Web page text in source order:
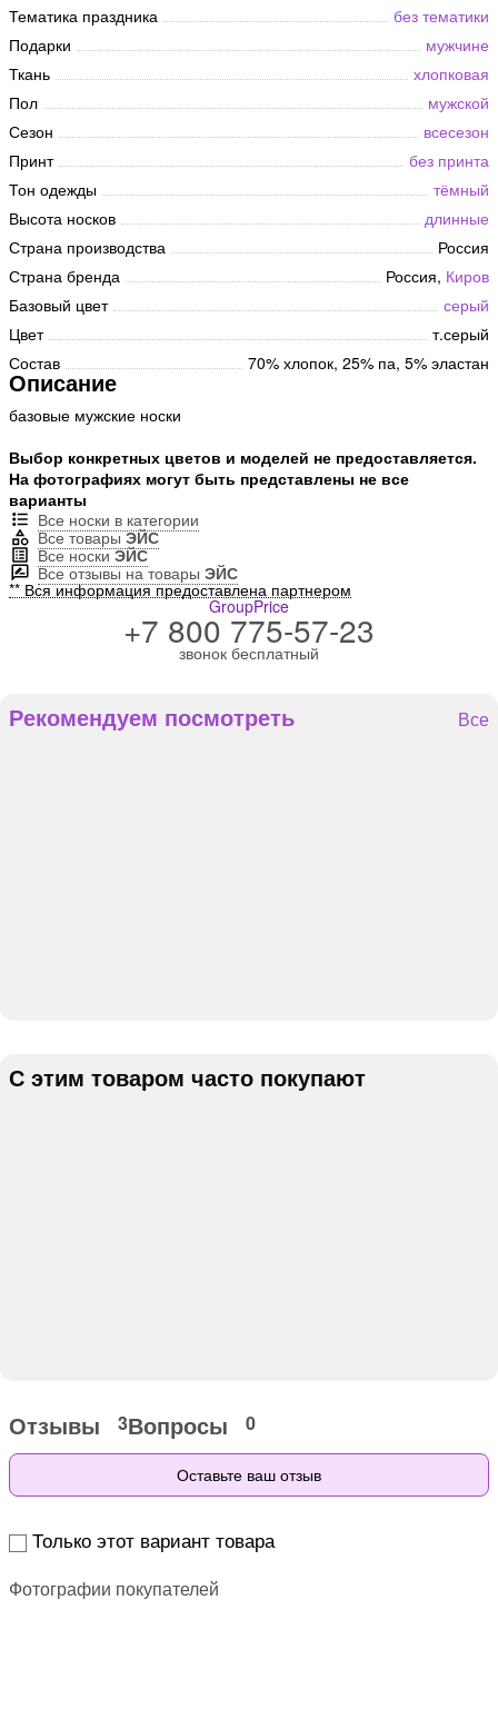
Тематика праздника
без тематики
Подарки
мужчине
Ткань
хлопковая
Пол
мужской
Сезон
всесезон
Принт
без принта
Тон одежды
тёмный
Высота носков
длинные
Страна производства
Россия
Страна бренда
Россия, Киров
Базовый цвет
серый
Цвет
т.серый
Состав
70% хлопок, 25% па, 5% эластан
Описание
базовые мужские носки
Выбор конкретных цветов и моделей не предоставляется.
На фотографиях могут быть представлены не все
варианты
Все носки в категории
Все товарыЭЙС
Все носкиЭЙС
Все отзывы на товары ЭЙС
** Вся информация предоставлена партнером
GroupPrice
+7 800 775-57-23
звонок бесплатный
Рекомендуем посмотреть Все
С этим товаром часто покупают
Отзывы 3Вопросы 0
Оставьте ваш отзыв
Только этот вариант товара
Фотографии покупателей